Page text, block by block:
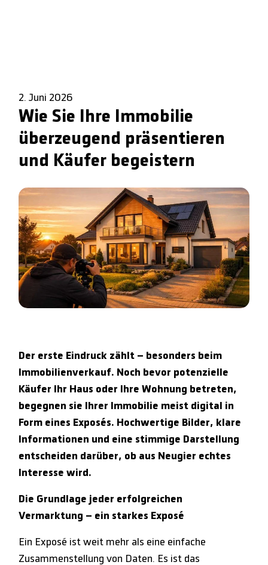
2. Juni 2026
Wie Sie Ihre Immobilie
überzeugend präsentieren
und Käufer begeistern
Der erste Eindruck zählt – besonders beim
Immobilienverkauf. Noch bevor potenzielle
Käufer Ihr Haus oder Ihre Wohnung betreten,
begegnen sie Ihrer Immobilie meist digital in
Form eines Exposés. Hochwertige Bilder, klare
Informationen und eine stimmige Darstellung
entscheiden darüber, ob aus Neugier echtes
Interesse wird.
Die Grundlage jeder erfolgreichen
Vermarktung – ein starkes Exposé
Ein Exposé ist weit mehr als eine einfache
Zusammenstellung von Daten. Es ist das